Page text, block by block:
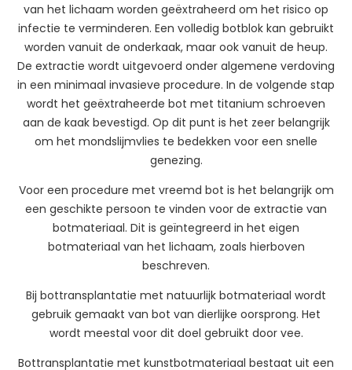
van het lichaam worden geëxtraheerd om het risico op
infectie te verminderen. Een volledig botblok kan gebruikt
worden vanuit de onderkaak, maar ook vanuit de heup.
De extractie wordt uitgevoerd onder algemene verdoving
in een minimaal invasieve procedure. In de volgende stap
wordt het geëxtraheerde bot met titanium schroeven
aan de kaak bevestigd. Op dit punt is het zeer belangrijk
om het mondslijmvlies te bedekken voor een snelle
genezing.
Voor een procedure met vreemd bot is het belangrijk om
een geschikte persoon te vinden voor de extractie van
botmateriaal. Dit is geïntegreerd in het eigen
botmateriaal van het lichaam, zoals hierboven
beschreven.
Bij bottransplantatie met natuurlijk botmateriaal wordt
gebruik gemaakt van bot van dierlijke oorsprong. Het
wordt meestal voor dit doel gebruikt door vee.
Bottransplantatie met kunstbotmateriaal bestaat uit een